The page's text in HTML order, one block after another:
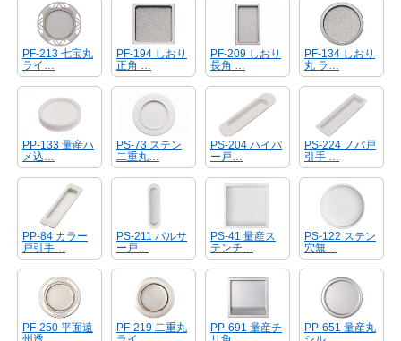
PF-213 七宝丸
ライ…
PF-194 しおり
正角 …
PF-209 しおり
長角 …
PF-134 しおり
丸 ラ…
PP-133 量産ハ
メ込…
PS-73 ステン
二重丸…
PS-204 ハイパ
ー戸…
PS-224 ノバ戸
引手 …
PP-84 カラー
戸引手…
PS-211 パルサ
ー戸…
PS-41 量産ス
テンチ…
PS-122 ステン
穴無…
PF-250 平面遠
PF-219 二重丸
PP-691 量産チ
PP-651 量産丸